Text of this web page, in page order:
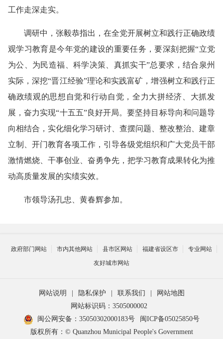
工作走深走实。
调研中，张毅恭指出，在全党开展树立和践行正确政绩
观学习教育是今年党的建设的重要任务，要深刻把握“立党
为公、为民造福、科学决策、真抓实干”总要求，结合泉州
实际，深挖“晋江经验”理论和实践富矿，增强树立和践行正
确政绩观的思想自觉和行动自觉，全力大拼经济、大抓发
展，奋力实现“十五五”良好开局。要坚持目标导向和问题导
向相结合，实化细化学习研讨、查摆问题、整改整治、建章
立制、开门教育各项工作，引导各级党组织和广大党员干部
激情燃烧、干事创业、奋勇争先，把学习教育成果转化为推
动高质量发展的实绩实效。
市领导汤孔忠、黄春辉参加。
政府部门网站 市内其他网站 县市区网站 福建省设区市
专业网站
友好城市网站
网站说明 隐私保护 联系我们
网站地图
网站标识码：3505000002
闽公网安备：35050302000183号
闽ICP备05025850号
版权所有：© Quanzhou Municipal People's Government